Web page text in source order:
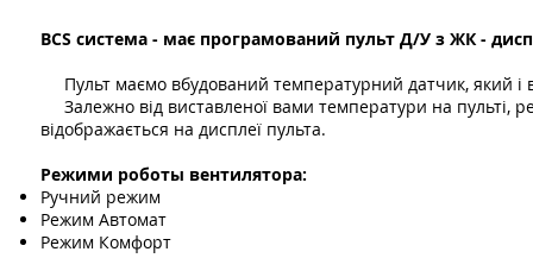
BCS система - має програмований пульт Д/У з ЖК -
Пульт маємо вбудований температурний датчик, який і
Залежно від виставленої вами температури на пульті,
відображається на дисплеї пульта.
Режими роботы вентилятора:
Ручний режим
Режим Автомат
Режим Комфорт